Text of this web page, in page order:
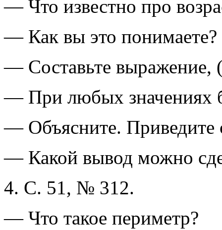
— Что известно про
— Как вы это понимаете?
— Составьте выражение,
— При любых значениях
— Объясните. Приведите
— Какой вывод можно
4. С. 51, № 312.
— Что такое периметр?